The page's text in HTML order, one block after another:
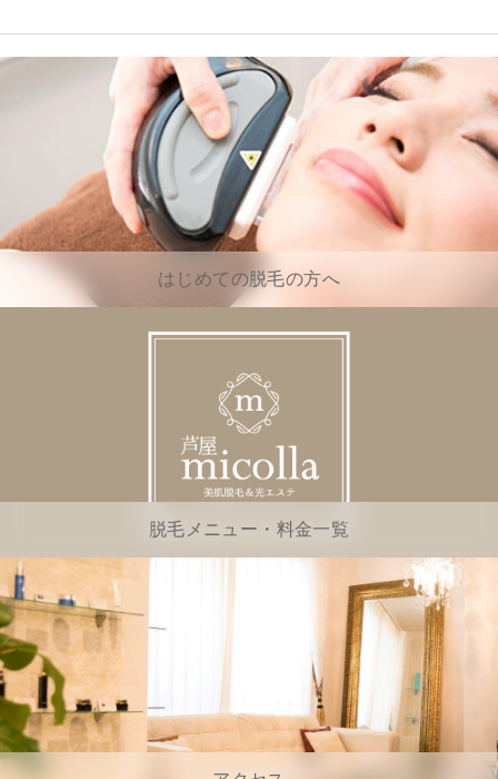
はじめての脱毛の方へ
脱毛メニュー・料金一覧